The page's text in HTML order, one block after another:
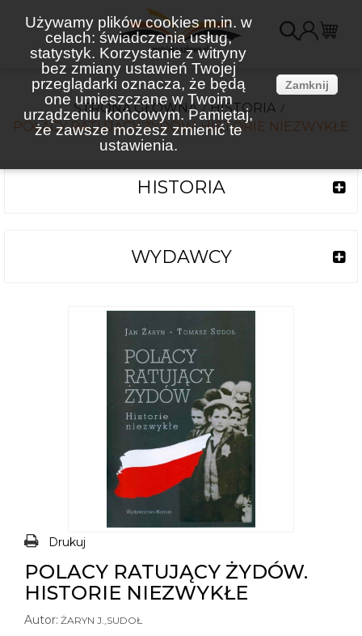
Używamy plików cookies m.in. w
celach: świadczenia usług,
statystyk. Korzystanie z witryny
bez zmiany ustawień Twojej
przeglądarki oznacza, że będą
one umieszczane w Twoim
urządzeniu końcowym. Pamiętaj,
że zawsze możesz zmienić te
ustawienia.
Zamknij
STRONA GŁÓWNA
HISTORIA
POLACY RATUJĄCY ŻYDÓW. HISTORIE NIEZWYKŁE
HISTORIA
WYDAWCY
Drukuj
POLACY RATUJĄCY ŻYDÓW.
HISTORIE NIEZWYKŁE
Autor: ŻARYN J.,SUDOŁ